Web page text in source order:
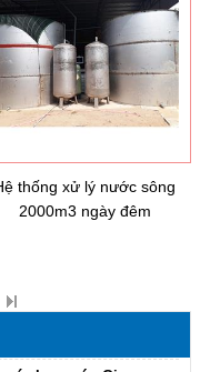
thống xử lý nước sông
2000m3 ngày đêm
lọc nước Gia ...
lọc nước Gia ...
vấn đề sức khỏe
vấn đề sức khỏe
trời để xử lý ...